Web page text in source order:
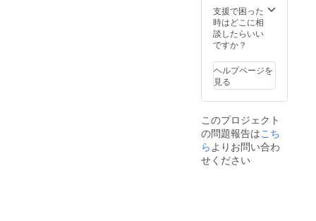
テ、漆
【数】5
枚
支援で困った
時はどこに相
談したらいい
ですか？
ヘルプページを
見る
このプロジェクト
の問題報告はこち
ら よりお問い合わ
せください